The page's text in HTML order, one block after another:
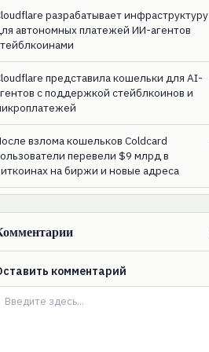
разрабатывает инфраструктуру
автономных платежей ИИ-агентов
представила кошельки для AI-
с поддержкой стейблкоинов и
взлома кошельков Coldcard
перевели $9 млрд в
на биржи и новые адреса
комментарий